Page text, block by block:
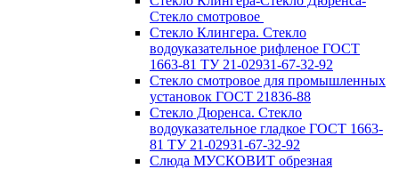
Стекло смотровое
Стекло Клингера. Стекло
водоуказательное рифленое ГОСТ
1663-81 ТУ 21-02931-67-32-92
Стекло смотровое для промышленных
установок ГОСТ 21836-88
Стекло Дюренса. Стекло
водоуказательное гладкое ГОСТ 1663-
81 ТУ 21-02931-67-32-92
Слюда МУСКОВИТ обрезная